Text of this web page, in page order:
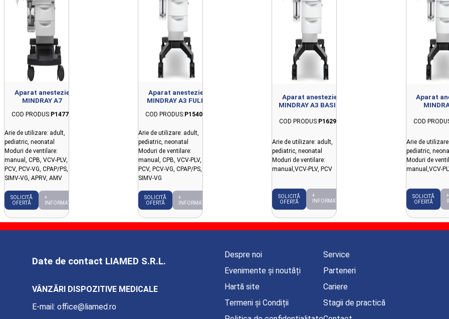
Aparat anestezie
MINDRAY A7
COD PRODUS: P14772
Arie de utilizare: adult,
pediatric, neonatal
Moduri de ventilare:
manual, CPB, VCV-PLV,
PCV, PCV-VG, CPAP/PS, PS,
SIMV-VG, APRV, AMV
SOLICITĂ
OFERTĂ
+
INFORMAȚII
Aparat anestezie
MINDRAY A3 FULL
COD PRODUS: P15408
Arie de utilizare: adult,
pediatric, neonatal
Moduri de ventilare:
manual, CPB, VCV-PLV,
PCV, PCV-VG, CPAP/PS, PS,
SIMV-VG
SOLICITĂ
OFERTĂ
+
INFORMAȚII
Aparat anestezie
MINDRAY A3 BASIC
COD PRODUS:P16296
Arie de utilizare: adult,
pediatric, neonatal
Moduri de ventilare:
manual,VCV-PLV, PCV
SOLICITĂ
OFERTĂ
+
INFORMAȚII
Aparat
COD
Arie de
pediatric,
Moduri de
manual,VCV-
SOLICITĂ
OFERTĂ
+
Date de contact LIAMED S.R.L.
VÂNZĂRI DISPOZITIVE MEDICALE
E-mail: office@liamed.ro
Despre noi
Evenimente și noutăți
Hartă site
Termeni și Condiții
Service
Parteneri
Cariere
Stagii de practică